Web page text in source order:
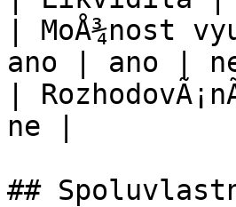
| MoÅ¾nost
ano | ano |
|
ne |
##